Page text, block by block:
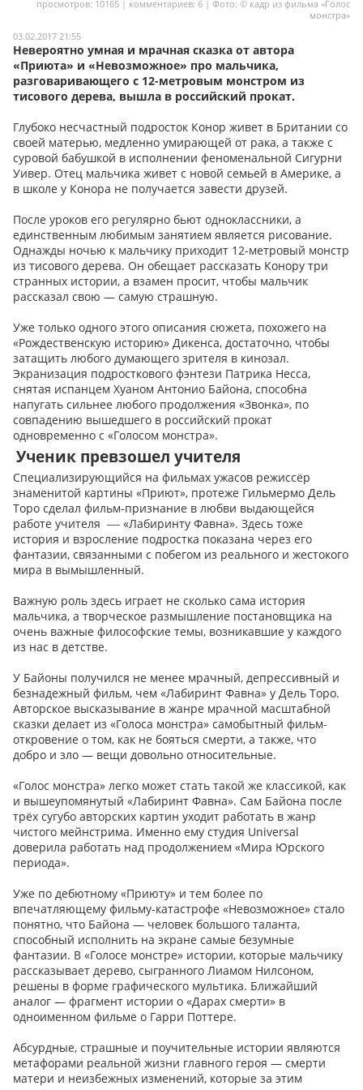
Мои места
Моя личная афиша
просмотров: 10165 | комментариев: 6 | Фото: © кадр из фильма «Голос
монстра»
03.02.2017 21:55
Невероятно умная и мрачная сказка от автора
«Приюта» и «Невозможное» про мальчика,
разговаривающего с 12-метровым монстром из
тисового дерева, вышла в российский прокат.
Глубоко несчастный подросток Конор живет в Британии со
своей матерью, медленно умирающей от рака, а также с
суровой бабушкой в исполнении феноменальной Сигурни
Уивер. Отец мальчика живет с новой семьей в Америке, а
в школе у Конора не получается завести друзей.
После уроков его регулярно бьют одноклассники, а
единственным любимым занятием является рисование.
Однажды ночью к мальчику приходит 12-метровый монстр
из тисового дерева. Он обещает рассказать Конору три
странных истории, а взамен просит, чтобы мальчик
рассказал свою — самую страшную.
Уже только одного этого описания сюжета, похожего на
«Рождественскую историю» Дикенса, достаточно, чтобы
затащить любого думающего зрителя в кинозал.
Экранизация подросткового фэнтези Патрика Несса,
снятая испанцем Хуаном Антонио Байона, способна
напугать сильнее любого продолжения «Звонка», по
совпадению вышедшего в российский прокат
одновременно с «Голосом монстра».
Ученик превзошел учителя
Специализирующийся на фильмах ужасов режиссёр
знаменитой картины «Приют», протеже Гильмермо Дель
Торо сделал фильм-признание в любви выдающейся
работе учителя — «Лабиринту Фавна». Здесь тоже
история и взросление подростка показана через его
фантазии, связанными с побегом из реального и жестокого
мира в вымышленный.
Важную роль здесь играет не сколько сама история
мальчика, а творческое размышление постановщика на
очень важные философские темы, возникавшие у каждого
из нас в детстве.
У Байоны получился не менее мрачный, депрессивный и
безнадежный фильм, чем «Лабиринт Фавна» у Дель Торо.
Авторское высказывание в жанре мрачной масштабной
сказки делает из «Голоса монстра» самобытный фильм-
откровение о том, как не бояться смерти, а также, что
добро и зло — вещи довольно относительные.
«Голос монстра» легко может стать такой же классикой, как
и вышеупомянутый «Лабиринт Фавна». Сам Байона после
трёх сугубо авторских картин уходит работать в жанр
чистого мейнстрима. Именно ему студия Universal
доверила работать над продолжением «Мира Юрского
периода».
Уже по дебютному «Приюту» и тем более по
впечатляющему фильму-катастрофе «Невозможное» стало
понятно, что Байона — человек большого таланта,
способный исполнить на экране самые безумные
фантазии. В «Голосе монстре» истории, которые мальчику
рассказывает дерево, сыгранного Лиамом Нилсоном,
решены в форме графического мультика. Ближайший
аналог — фрагмент истории о «Дарах смерти» в
одноименном фильме о Гарри Поттере.
Абсурдные, страшные и поучительные истории являются
метафорами реальной жизни главного героя — смерти
матери и неизбежных изменений, которые за этим